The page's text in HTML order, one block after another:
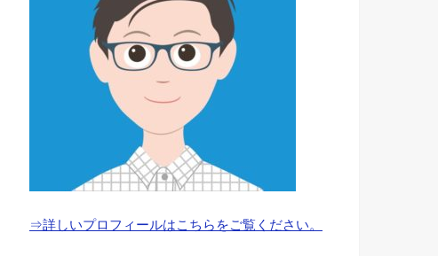
⇒詳しいプロフィールはこちらをご覧ください。